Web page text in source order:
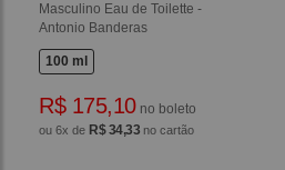
Masculino Eau de Toilette -
Antonio Banderas
100 ml
R$ 175,10no boleto
ou 6x de R$ 34,33 no cartão